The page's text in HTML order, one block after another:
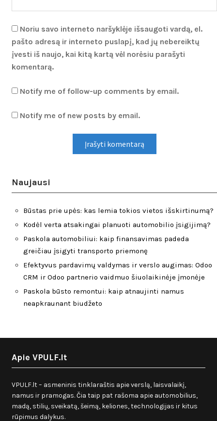
Noriu savo interneto naršyklėje išsaugoti vardą, el.
pašto adresą ir interneto puslapį, kad jų nebereiktų
įvesti iš naujo, kai kitą kartą vėl norėsiu parašyti
komentarą.
Notify me of follow-up comments by email.
Notify me of new posts by email.
Naujausi
Būstas prie upės: kas lemia tokios vietos išskirtinumą?
Kodėl verta atsakingai planuoti automobilio įsigijimą?
Paskola automobiliui: kaip finansavimas padeda
greičiau įsigyti transporto priemonę
Efektyvus pardavimų valdymas ir verslo augimas: Odoo
CRM ir Odoo partnerio vaidmuo šiuolaikinėje įmonėje
Paskola būsto remontui: kaip atnaujinti namus
neapkraunant biudžeto
Apie VPULF.lt
VPULF.lt – asmeninis tinklaraštis apie verslą, laisvalaikį,
namus ir pramogas. Čia taip pat rašoma apie automobilius,
madą, stilių, sveikatą, šeimą, keliones, technologijas ir kitus
rūpimus dalykus.